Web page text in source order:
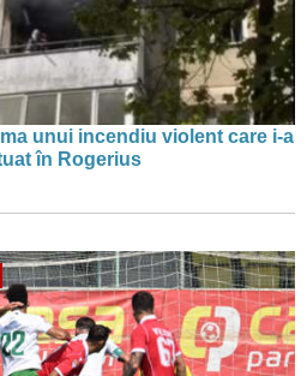
unui incendiu violent care i-a
în Rogerius